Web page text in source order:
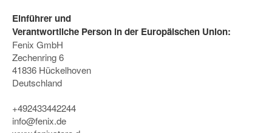
Einführer und
Verantwortliche Person in der Europäischen Union:
Fenix GmbH
Zechenring 6
41836 Hückelhoven
Deutschland
+492433442244
info@fenix.de